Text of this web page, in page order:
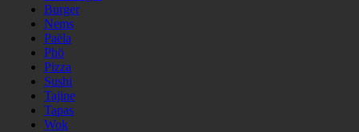
Burger
Nems
Paëla
Phö
Pizza
Sushi
Tajine
Tapas
Wok